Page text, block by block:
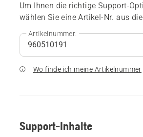
Um Ihnen die richtige Support-
wählen Sie eine Artikel-Nr. aus
Artikelnummer:
Wo finde ich meine Artikelnummer
Support-Inhalte